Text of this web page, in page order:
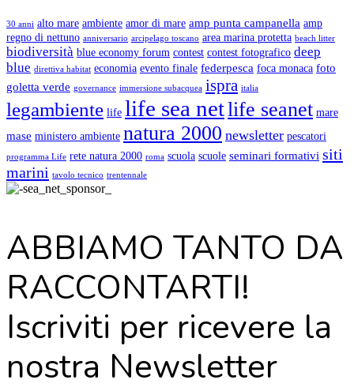
30 anni alto mare ambiente amor di mare amp punta campanella amp
regno di nettuno anniversario arcipelago toscano area marina protetta beach litter
biodiversità blue economy forum contest contest fotografico deep
blue direttiva habitat economia evento finale federpesca foca monaca foto
goletta verde governance immersione subacquea ispra italia
legambiente life life sea netlife seanet mare
mase ministero ambiente natura 2000 newsletter pescatori
programma Life rete natura 2000 roma scuola scuole seminari formativi siti
marini tavolo tecnico trentennale
ABBIAMO TANTO DA
RACCONTARTI!
Iscriviti per ricevere la
nostra Newsletter